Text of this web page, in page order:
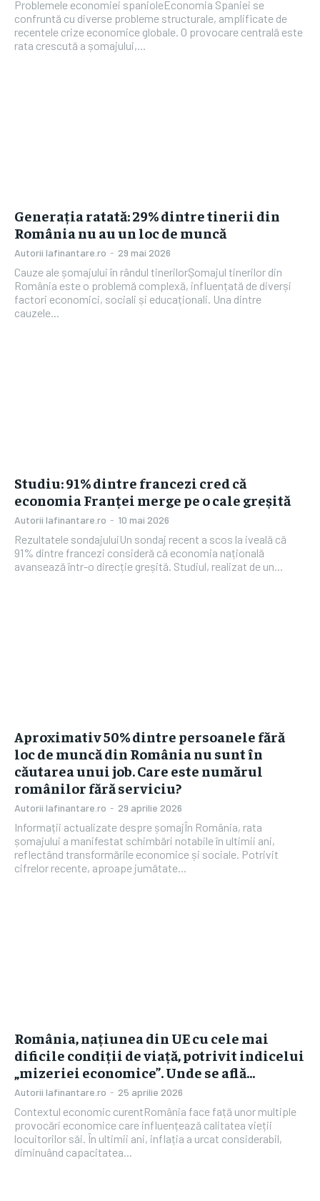
Problemele economiei spanioleEconomia Spaniei se
confruntă cu diverse probleme structurale, amplificate de
recentele crize economice globale. O provocare centrală este
rata crescută a șomajului,...
Generația ratată: 29% dintre tinerii din
România nu au un loc de muncă
Autorii Iafinantare.ro - 29 mai 2026
Cauze ale șomajului în rândul tinerilorȘomajul tinerilor din
România este o problemă complexă, influențată de diverși
factori economici, sociali și educaționali. Una dintre
cauzele...
Studiu: 91% dintre francezi cred că
economia Franței merge pe o cale greșită
Autorii Iafinantare.ro - 10 mai 2026
Rezultatele sondajuluiUn sondaj recent a scos la iveală că
91% dintre francezi consideră că economia națională
avansează într-o direcție greșită. Studiul, realizat de un...
Aproximativ 50% dintre persoanele fără
loc de muncă din România nu sunt în
căutarea unui job. Care este numărul
românilor fără serviciu?
Autorii Iafinantare.ro - 29 aprilie 2026
Informații actualizate despre șomajÎn România, rata
șomajului a manifestat schimbări notabile în ultimii ani,
reflectând transformările economice și sociale. Potrivit
cifrelor recente, aproape jumătate...
România, națiunea din UE cu cele mai
dificile condiții de viață, potrivit indicelui
„mizeriei economice”. Unde se află…
Autorii Iafinantare.ro - 25 aprilie 2026
Contextul economic curentRomânia face față unor multiple
provocări economice care influențează calitatea vieții
locuitorilor săi. În ultimii ani, inflația a urcat considerabil,
diminuând capacitatea...